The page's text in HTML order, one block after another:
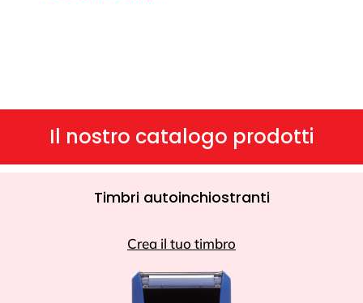
Il nostro catalogo prodotti
Timbri autoinchiostranti
Crea il tuo timbro